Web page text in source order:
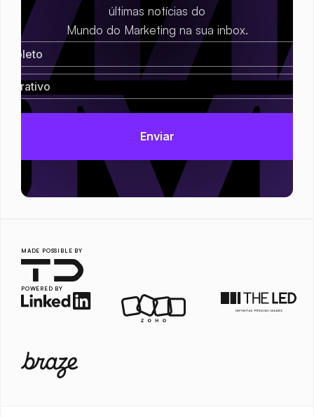
últimas notícias do
Mundo do Marketing na sua inbox.
MADE POSSIBLE BY
POWERED BY